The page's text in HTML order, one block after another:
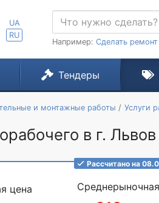
UA
RU
Например: Сделать
Тендеры
и монтажные работы Услуги
в г. Львов
Рассчитано на
цена